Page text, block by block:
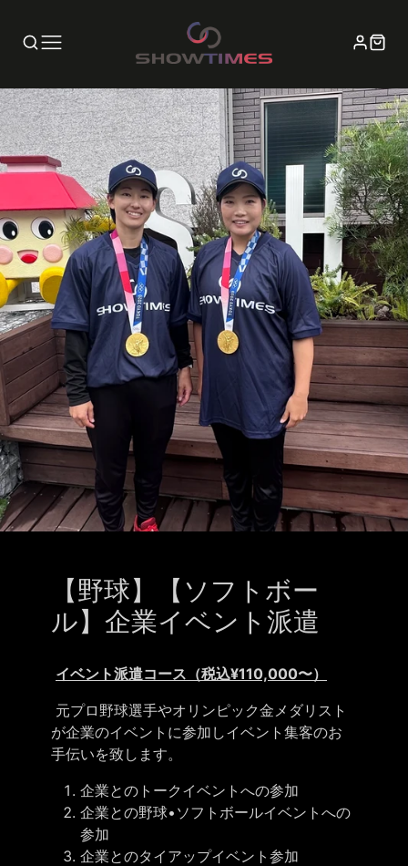
【野球】【ソフトボー
ル】企業イベント派遣
イベント派遣コース（税込¥110,000〜）
元プロ野球選手やオリンピック金メダリスト
が企業のイベントに参加しイベント集客のお
手伝いを致します。
企業とのトークイベントへの参加
企業との野球•ソフトボールイベントへの
参加
企業とのタイアップイベント参加